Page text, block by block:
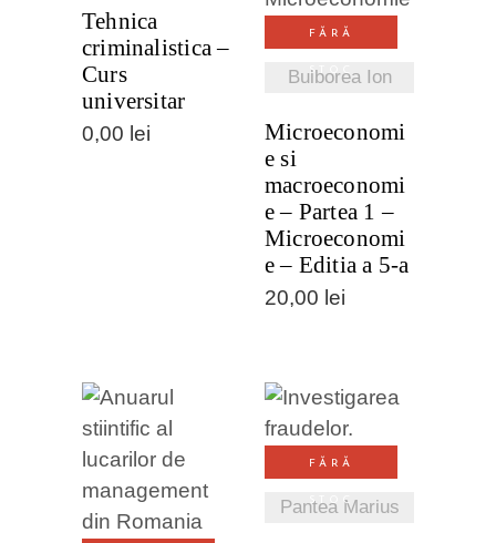
Tehnica
criminalistica –
Curs
universitar
0,00 lei
FĂRĂ
STOC
Bulborea Ion
Microeconomi
e si
macroeconomi
e – Partea 1 –
Microeconomi
e – Editia a 5-a
20,00 lei
DETALII
FĂRĂ
STOC
Pantea Marius
VEZI
DETALII